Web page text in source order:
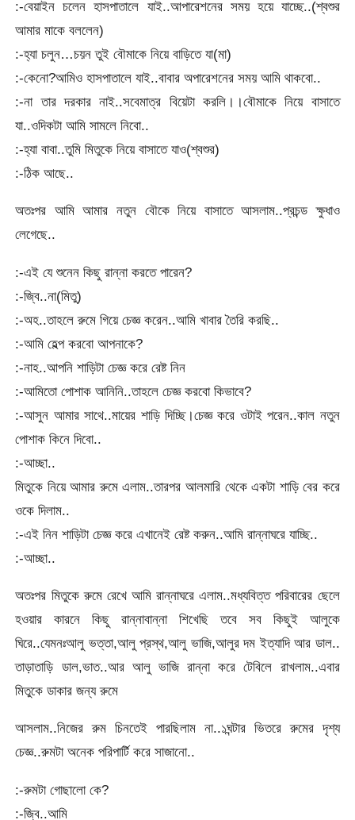
:-বেয়াইন চলেন হাসপাতালে যাই..আপারেশনের সময় হয়ে যাচ্ছে..(শ্বশুর
আমার মাকে বললেন)
:-হ্যা চলুন…চয়ন তুই বৌমাকে নিয়ে বাড়িতে যা(মা)
:-কেনো?আমিও হাসপাতালে যাই..বাবার অপারেশনের সময় আমি থাকবো..
:-না তার দরকার নাই..সবেমাত্র বিয়েটা করলি।।বৌমাকে নিয়ে বাসাতে
যা..ওদিকটা আমি সামলে নিবো..
:-হ্যা বাবা..তুমি মিতুকে নিয়ে বাসাতে যাও(শ্বশুর)
:-ঠিক আছে..
অতঃপর আমি আমার নতুন বৌকে নিয়ে বাসাতে আসলাম..প্রচন্ড ক্ষুধাও
লেগেছে..
:-এই যে শুনেন কিছু রান্না করতে পারেন?
:-জ্বি..না(মিতু)
:-অহ..তাহলে রুমে গিয়ে চেজ্ঞ করেন..আমি খাবার তৈরি করছি..
:-আমি হেল্প করবো আপনাকে?
:-নাহ..আপনি শাড়িটা চেজ্ঞ করে রেষ্ট নিন
:-আমিতো পোশাক আনিনি..তাহলে চেজ্ঞ করবো কিভাবে?
:-আসুন আমার সাথে..মায়ের শাড়ি দিচ্ছি।চেজ্ঞ করে ওটাই পরেন..কাল নতুন
পোশাক কিনে দিবো..
:-আচ্ছা..
মিতুকে নিয়ে আমার রুমে এলাম..তারপর আলমারি থেকে একটা শাড়ি বের করে
ওকে দিলাম..
:-এই নিন শাড়িটা চেজ্ঞ করে এখানেই রেষ্ট করুন..আমি রান্নাঘরে যাচ্ছি..
:-আচ্ছা..
অতঃপর মিতুকে রুমে রেখে আমি রান্নাঘরে এলাম..মধ্যবিত্ত পরিবারের ছেলে
হওয়ার কারনে কিছু রান্নাবান্না শিখেছি তবে সব কিছুই আলুকে
ঘিরে..যেমনঃআলু ভত্তা,আলু প্রস্থ,আলু ভাজি,আলুর দম ইত্যাদি আর ডাল..
তাড়াতাড়ি ডাল,ভাত..আর আলু ভাজি রান্না করে টেবিলে রাখলাম..এবার
মিতুকে ডাকার জন্য রুমে
আসলাম..নিজের রুম চিনতেই পারছিলাম না..১ঘন্টার ভিতরে রুমের দৃশ্য
চেজ্ঞ..রুমটা অনেক পরিপার্টি করে সাজানো..
:-রুমটা গোছালো কে?
:-জ্বি..আমি